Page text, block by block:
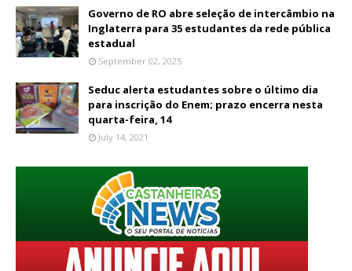
Governo de RO abre seleção de intercâmbio na
Inglaterra para 35 estudantes da rede pública
estadual
September 02, 2025
Seduc alerta estudantes sobre o último dia
para inscrição do Enem; prazo encerra nesta
quarta-feira, 14
July 14, 2021